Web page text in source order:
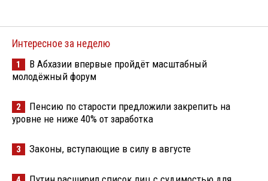
Интересное за неделю
1
В Абхазии впервые пройдёт масштабный
молодёжный форум
2
Пенсию по старости предложили закрепить на
уровне не ниже 40% от заработка
3 Законы, вступающие в силу в августе